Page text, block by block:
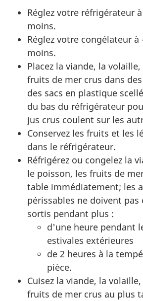
Réglez votre réfrigérateur à
moins.
Réglez votre congélateur à
moins.
Placez la viande, la
fruits de mer crus dans
des sacs en plastique
du bas du réfrigérateur
jus crus coulent sur les
Conservez les fruits et les
dans le réfrigérateur.
Réfrigérez ou congelez la
le poisson, les fruits de
table immédiatement; les
périssables ne doivent pas
sortis pendant plus :
d'une heure pendant
estivales extérieures
de 2 heures à la
pièce.
Cuisez la viande, la
fruits de mer crus au plus